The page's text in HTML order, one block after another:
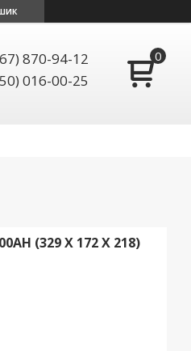
870-94-12
016-00-25
(329 X 172 X 218)